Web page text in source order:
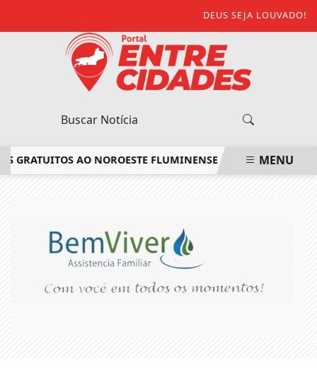
DEUS SEJA LOUVADO!
AO NOROESTE FLUMINENSE CANDIDATOS DO
MENU